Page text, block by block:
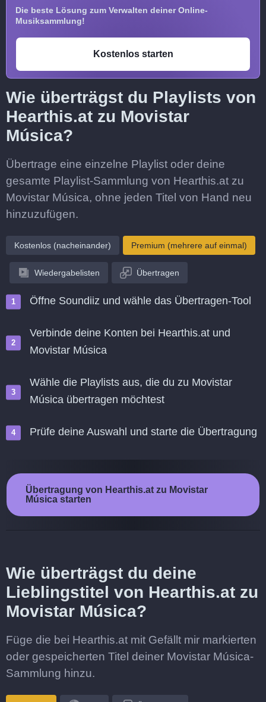
Die beste Lösung zum Verwalten deiner Online-
Musiksammlung!
Kostenlos starten
Wie überträgst du Playlists von
Hearthis.at zu Movistar
Música?
Übertrage eine einzelne Playlist oder deine
gesamte Playlist-Sammlung von Hearthis.at zu
Movistar Música, ohne jeden Titel von Hand neu
hinzuzufügen.
Kostenlos (nacheinander) Premium (mehrere auf einmal)
Wiedergabelisten Übertragen
Öffne Soundiiz und wähle das Übertragen-Tool
Verbinde deine Konten bei Hearthis.at und
Movistar Música
Wähle die Playlists aus, die du zu Movistar
Música übertragen möchtest
Prüfe deine Auswahl und starte die Übertragung
Übertragung von Hearthis.at zu Movistar
Música starten
Wie überträgst du deine
Lieblingstitel von Hearthis.at zu
Movistar Música?
Füge die bei Hearthis.at mit Gefällt mir markierten
oder gespeicherten Titel deiner Movistar Música-
Sammlung hinzu.